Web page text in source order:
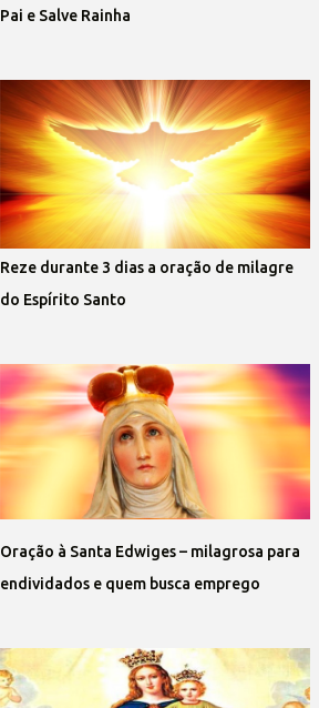
Pai e Salve Rainha
Reze durante 3 dias a oração de milagre
do Espírito Santo
Oração à Santa Edwiges – milagrosa para
endividados e quem busca emprego